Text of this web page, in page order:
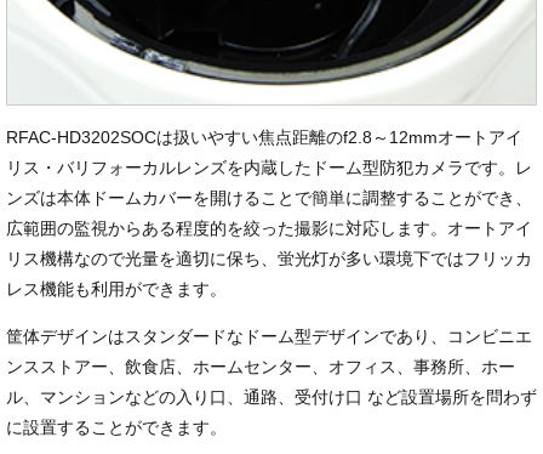
RFAC-HD3202SOCは扱いやすい焦点距離のf2.8～12mmオートアイ
リス・バリフォーカルレンズを内蔵したドーム型防犯カメラです。レ
ンズは本体ドームカバーを開けることで簡単に調整することができ、
広範囲の監視からある程度的を絞った撮影に対応します。オートアイ
リス機構なので光量を適切に保ち、蛍光灯が多い環境下ではフリッカ
レス機能も利用ができます。
筐体デザインはスタンダードなドーム型デザインであり、コンビニエ
ンスストアー、飲食店、ホームセンター、オフィス、事務所、ホー
ル、マンションなどの入り口、通路、受付け口 など設置場所を問わず
に設置することができます。